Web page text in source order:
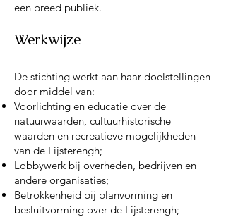
een breed publiek.
Werkwijze
De stichting werkt aan haar doelstellingen
door middel van:
Voorlichting en educatie over de
natuurwaarden, cultuurhistorische
waarden en recreatieve mogelijkheden
van de Lijsterengh;
Lobbywerk bij overheden, bedrijven en
andere organisaties;
Betrokkenheid bij planvorming en
besluitvorming over de Lijsterengh;